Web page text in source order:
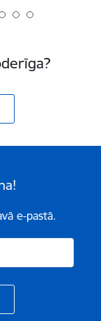
e-pastā.